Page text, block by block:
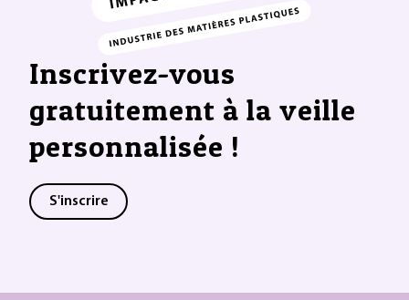
Inscrivez-vous
gratuitement à la veille
personnalisée !
S'inscrire